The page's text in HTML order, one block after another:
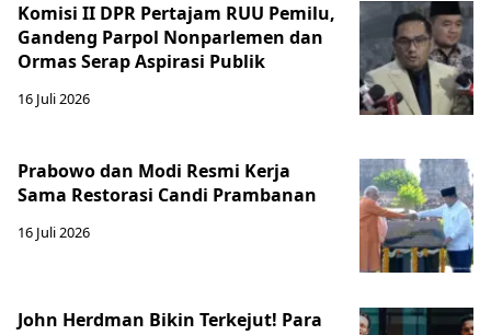
Komisi II DPR Pertajam RUU Pemilu,
Gandeng Parpol Nonparlemen dan
Ormas Serap Aspirasi Publik
16 Juli 2026
Prabowo dan Modi Resmi Kerja
Sama Restorasi Candi Prambanan
16 Juli 2026
John Herdman Bikin Terkejut! Para